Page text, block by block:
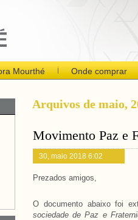
Mourthé Onde comprar
Arquivos de maio,
Movimento Paz e
30, maio 2018 6:02
Prezados amigos,
O documento abaixo foi
sociedade de Paz e